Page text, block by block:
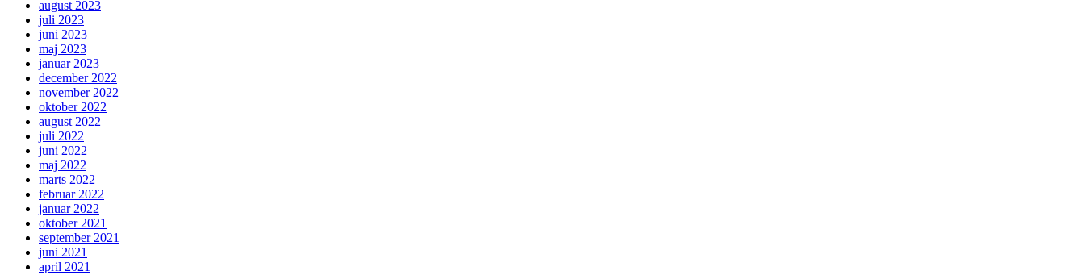
august 2023
juli 2023
juni 2023
maj 2023
januar 2023
december 2022
november 2022
oktober 2022
august 2022
juli 2022
juni 2022
maj 2022
marts 2022
februar 2022
januar 2022
oktober 2021
september 2021
juni 2021
april 2021